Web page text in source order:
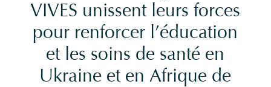
VIVES unissent leurs forces
pour renforcer l’éducation
et les soins de santé en
Ukraine et en Afrique de